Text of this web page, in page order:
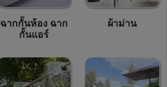
ฉากกั้นห้อง ฉาก
กั้นแอร์
ผ้าม่าน